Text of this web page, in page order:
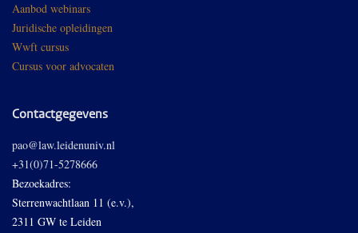
Aanbod webinars
Juridische opleidingen
Wwft cursus
Cursus voor advocaten
Contactgegevens
pao@law.leidenuniv.nl
+31(0)71-5278666
Bezoekadres:
Sterrenwachtlaan 11 (e.v.),
2311 GW te Leiden